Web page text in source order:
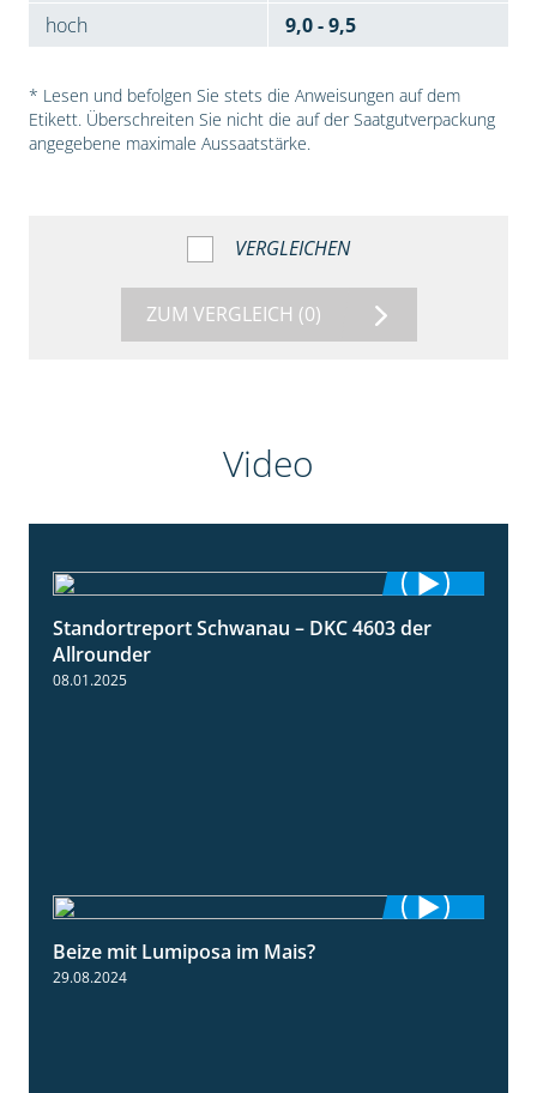
hoch
9,0 - 9,5
* Lesen und befolgen Sie stets die Anweisungen auf dem
Etikett. Überschreiten Sie nicht die auf der Saatgutverpackung
angegebene maximale Aussaatstärke.
VERGLEICHEN
ZUM VERGLEICH (0)
Video
1:17
Standortreport Schwanau – DKC 4603 der
Allrounder
08.01.2025
Beize mit Lumiposa im Mais?
29.08.2024